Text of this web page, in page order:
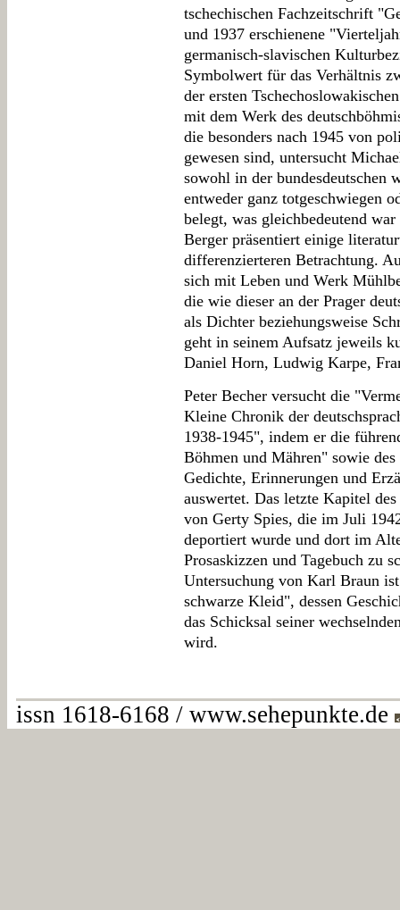
tschechischen Fachzeitschrift
und 1937 erschienene
germanisch-slavischen
Symbolwert für das Verhältnis
der ersten
mit dem Werk des
die besonders nach 1945 von
gewesen sind, untersucht
sowohl in der bundesdeutschen
entweder ganz totgeschwiegen
belegt, was gleichbedeutend
Berger präsentiert einige
differenzierteren Betrachtung.
sich mit Leben und Werk
die wie dieser an der Prager
als Dichter beziehungsweise
geht in seinem Aufsatz jeweils
Daniel Horn, Ludwig Karpe,
Peter Becher versucht die
Kleine Chronik der
1938-1945", indem er die
Böhmen und Mähren" sowie
Gedichte, Erinnerungen und
auswertet. Das letzte Kapitel
von Gerty Spies, die im Juli
deportiert wurde und dort im
Prosaskizzen und Tagebuch zu
Untersuchung von Karl Braun
schwarze Kleid", dessen
das Schicksal seiner
wird.
issn 1618-6168 / www.sehepunkte.de